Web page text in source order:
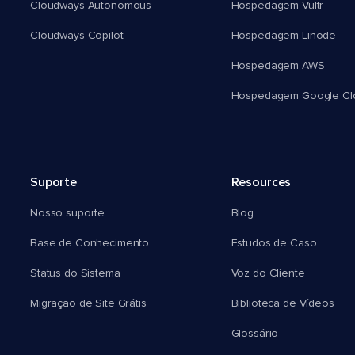
Cloudways Autonomous
Cloudways Copilot
Hospedagem Vultr
Hospedagem Linode
Hospedagem AWS
Hospedagem Google
Suporte
Nosso suporte
Base de Conhecimento
Status do Sistema
Migração de Site Grátis
Resources
Blog
Estudos de Caso
Voz do Cliente
Biblioteca de Vídeos
Glossário